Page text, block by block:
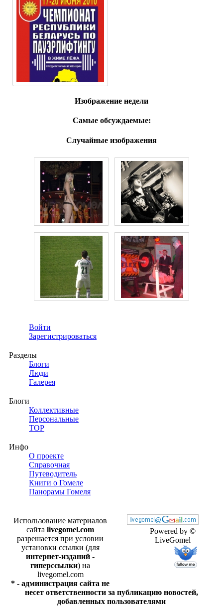
Изображение недели
Самые обсуждаемые:
Случайные изображения
Войти
Зарегистрироваться
Разделы
Блоги
Люди
Галерея
Блоги
Коллективные
Персональные
TOP
Инфо
О проекте
Справочная
Путеводитель
Книги о Гомеле
Панорамы Гомеля
Powered by ©
LiveGomel
Использование материалов
сайта livegomel.com
разрешается при условии
установки ссылки (для
интернет-изданий -
гиперссылки) на
livegomel.com
* - администрация сайта не
несет ответственности за публикацию новостей,
добавленных пользователями